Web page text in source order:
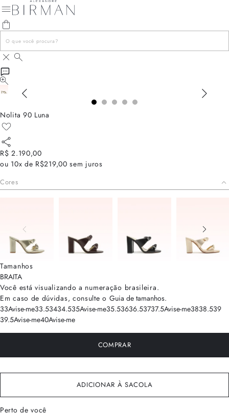
Nolita 90 Luna
R$ 2.190,00
ou 10x de R$219,00 sem juros
Cores
Tamanhos
BRAITA
Você está visualizando a numeração brasileira.
Em caso de dúvidas, consulte o Guia de tamanhos.
33Avise-me33.53434.535Avise-me35.53636.53737.5Avise-me3838.539
39.5Avise-me40Avise-me
COMPRAR
ADICIONAR À SACOLA
Perto de você